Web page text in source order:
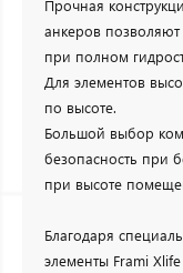
Прочная
анкеров
при полном
Для элементов
по высоте.
Большой выбор
безопасность при
при высоте
Благодаря
элементы Frami